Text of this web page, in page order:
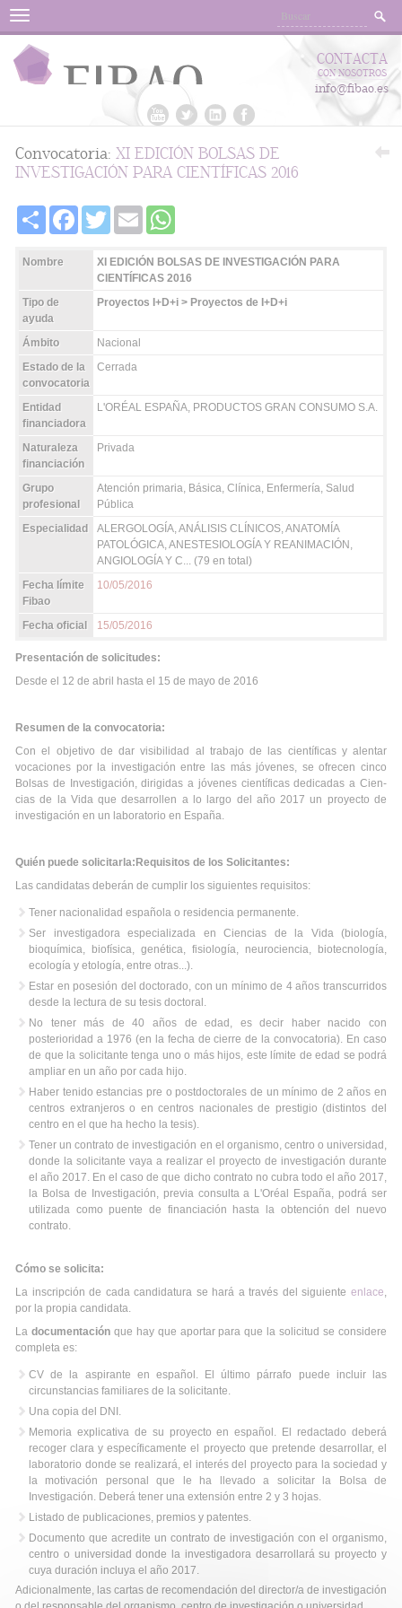
Menu
CONTACTA
CON NOSOTROS
info@fibao.es
Convocatoria: XI EDICIÓN BOLSAS DE
INVESTIGACIÓN PARA CIENTÍFICAS 2016
Share FacebookTwitter Email
Nombre
XI EDICIÓN BOLSAS DE INVESTIGACIÓN PARA
CIENTÍFICAS 2016
Tipo de
ayuda
Proyectos I+D+i > Proyectos de I+D+i
Ámbito
Nacional
Estado de la
convocatoria
Cerrada
Entidad
financiadora
L'ORÉAL ESPAÑA, PRODUCTOS GRAN CONSUMO S.A.
Naturaleza
financiación
Privada
Grupo
profesional
Atención primaria, Básica, Clínica, Enfermería, Salud
Pública
Especialidad
ALERGOLOGÍA, ANÁLISIS CLÍNICOS, ANATOMÍA
PATOLÓGICA, ANESTESIOLOGÍA Y REANIMACIÓN,
ANGIOLOGÍA Y C... (79 en total)
Fecha límite
Fibao
10/05/2016
Fecha oficial 15/05/2016
Presentación de solicitudes:
Desde el 12 de abril hasta el 15 de mayo de 2016
Resumen de la convocatoria:
Con el objetivo de dar visibilidad al trabajo de las científicas y alentar
vocaciones por la investigación entre las más jóvenes, se ofrecen cinco
Bolsas de Investigación, dirigidas a jóvenes científicas dedicadas a Cien­
cias de la Vida que desarrollen a lo largo del año 2017 un proyecto de
investigación en un laboratorio en España.
Quién puede solicitarla:Requisitos de los Solicitantes:
Las candidatas deberán de cumplir los siguientes requisitos:
Tener nacionalidad española o residencia permanente.
Ser investigadora especializada en Ciencias de la Vida (biología,
bioquímica, biofísica, genética, fisiología, neurociencia, biotecnología,
ecología y etología, entre otras...).
Estar en posesión del doctorado, con un mínimo de 4 años transcurridos
desde la lectura de su tesis doctoral.
No tener más de 40 años de edad, es decir haber nacido con
posterioridad a 1976 (en la fecha de cierre de la convocatoria). En caso
de que la solicitante tenga uno o más hijos, este límite de edad se podrá
ampliar en un año por cada hijo.
Haber tenido estancias pre o postdoctorales de un mínimo de 2 años en
centros extranjeros o en centros nacionales de prestigio (distintos del
centro en el que ha hecho la tesis).
Tener un contrato de investigación en el organismo, centro o universidad,
donde la solicitante vaya a realizar el proyecto de investigación durante
el año 2017. En el caso de que dicho contrato no cubra todo el año 2017,
la Bolsa de Investigación, previa consulta a L'Oréal España, podrá ser
utilizada como puente de financiación hasta la obtención del nuevo
contrato.
Cómo se solicita:
La inscripción de cada candidatura se hará a través del siguiente enlace,
por la propia candidata.
La documentaciónque hay que aportar para que la solicitud se considere
completa es:
CV de la aspirante en español. El último párrafo puede incluir las
circunstancias familiares de la solicitante.
Una copia del DNI.
Memoria explicativa de su proyecto en español. El redactado deberá
recoger clara y específicamente el proyecto que pretende desarrollar, el
laboratorio donde se realizará, el interés del proyecto para la sociedad y
la motivación personal que le ha llevado a solicitar la Bolsa de
Investigación. Deberá tener una extensión entre 2 y 3 hojas.
Listado de publicaciones, premios y patentes.
Documento que acredite un contrato de investigación con el organismo,
centro o universidad donde la in­vestigadora desarrollará su proyecto y
cuya duración incluya el año 2017.
Adicionalmente, las cartas de recomendación del director/a de investigación